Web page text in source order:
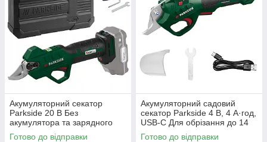
Акумуляторний секатор
Parkside 20 В Без
акумулятора та зарядного
пристрою (PAAS 20-Li B1)
Готово до відправки
Акумуляторний садовий
секатор Parkside 4 В, 4 А·год,
USB-C Для обрізання до 14
мм (PGSA 14 A1)
Готово до відправки